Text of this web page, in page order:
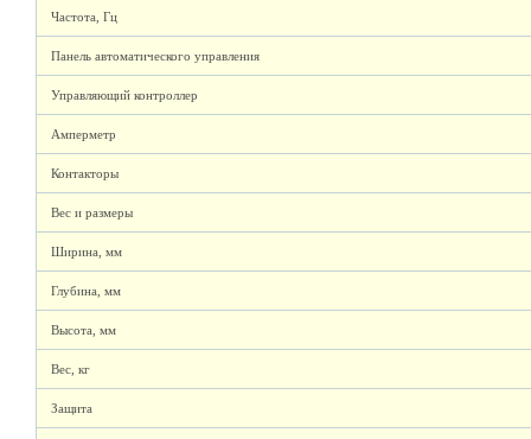
Частота, Гц
Панель автоматического управления
Управляющий контроллер
Амперметр
Контакторы
Вес и размеры
Ширина, мм
Глубина, мм
Высота, мм
Вес, кг
Защита